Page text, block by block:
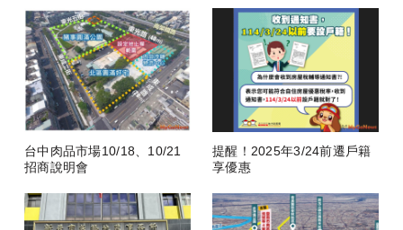
台中肉品市場10/18、10/21
招商說明會
提醒！2025年3/24前遷戶籍
享優惠